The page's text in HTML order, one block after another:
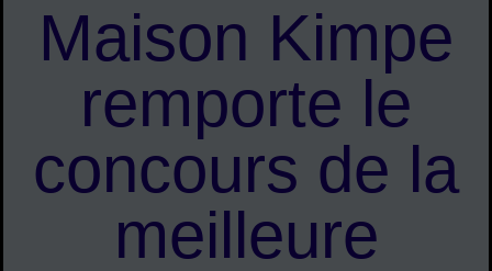
Maison Kimpe
remporte le
concours de la
meilleure